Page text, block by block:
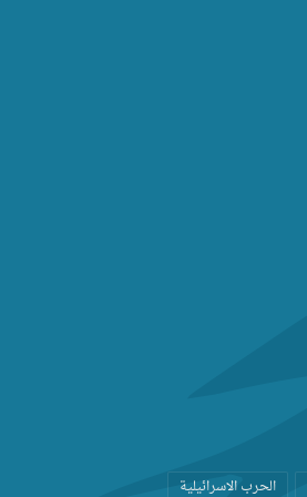
الحرب الاسرائيلية